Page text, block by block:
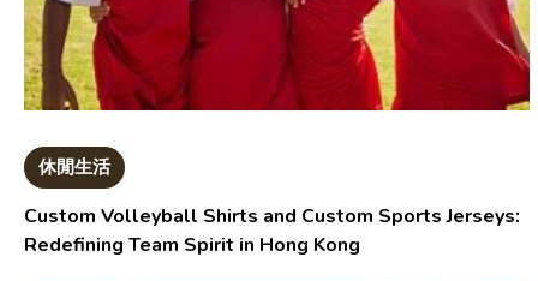
休閒生活
Custom Volleyball Shirts and Custom Sports Jerseys:
Redefining Team Spirit in Hong Kong